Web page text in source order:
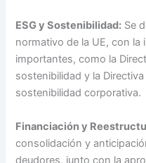
ESG y Sostenibilidad: Se
normativo de la UE, con
importantes, como la
sostenibilidad y la
sostenibilidad corporativa.
Financiación y
consolidación y
deudores, junto con la